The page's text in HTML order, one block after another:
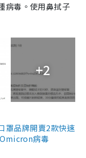
病毒。使用鼻拭子
+2
罩品牌開賣2款快速
病毒